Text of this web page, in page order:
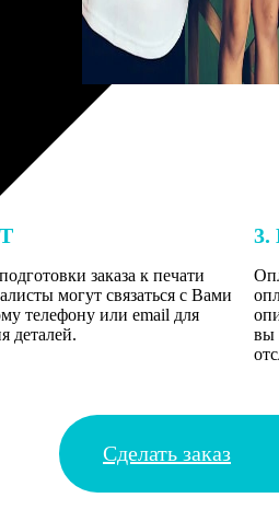
заказа к печати
могут связаться с Вами
телефону или email для
деталей.
вы
Сделать заказ